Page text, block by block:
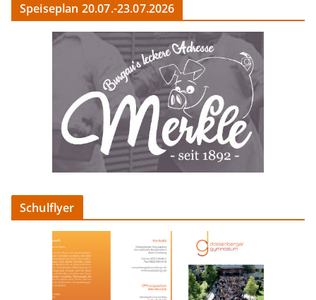
Speiseplan 20.07.-23.07.2026
Schulflyer